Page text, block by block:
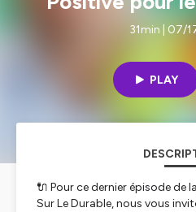
31min | 07/
PLAY
🔌 Pour ce dernier épisode de
Sur Le Durable, nous vous